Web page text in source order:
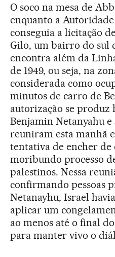
O soco na mesa de
enquanto a
conseguia a licitação
Gilo, um bairro do sul
encontra além da
de 1949, ou seja, na
considerada como
minutos de carro de
autorização se produz
Benjamin Netanyahu e
reuniram esta manhã
tentativa de encher de
moribundo processo
palestinos. Nessa
confirmando pessoas
Netanayhu, Israel
aplicar um
ao menos até o final
para manter vivo o